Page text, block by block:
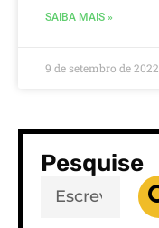
SAIBA MAIS »
9 de setembro de 2022
Pesquise